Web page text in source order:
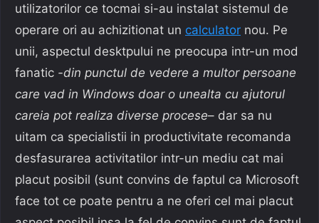
utilizatorilor ce tocmai si-au instalat sistemul de
operare ori au achizitionat un calculator nou. Pe
unii, aspectul desktpului ne preocupa intr-un mod
fanatic -din punctul de vedere a multor persoane
care vad in Windows doar o unealta cu ajutorul
careia pot realiza diverse procese– dar sa nu
uitam ca specialistii in productivitate recomanda
desfasurarea activitatilor intr-un mediu cat mai
placut posibil (sunt convins de faptul ca Microsoft
face tot ce poate pentru a ne oferi cel mai placut